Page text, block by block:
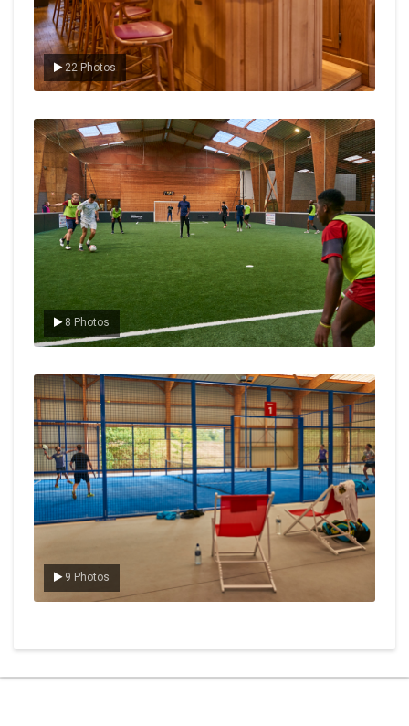
22 Photos
8 Photos
Le foot en salle
9 Photos
Le padel